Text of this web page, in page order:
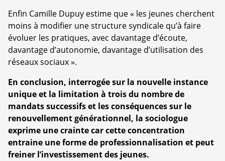
Enfin Camille Dupuy estime que « les jeunes cherchent
moins à modifier une structure syndicale qu’à faire
évoluer les pratiques, avec davantage d’écoute,
davantage d’autonomie, davantage d’utilisation des
réseaux sociaux ».
En conclusion, interrogée sur la nouvelle instance
unique et la limitation à trois du nombre de
mandats successifs et les conséquences sur le
renouvellement générationnel, la sociologue
exprime une crainte car cette concentration
entraine une forme de professionnalisation et peut
freiner l’investissement des jeunes.